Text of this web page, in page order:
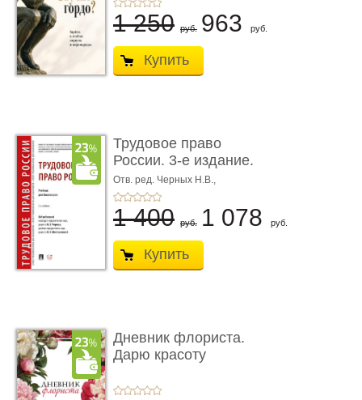
1 250 руб. 963 руб.
Купить
Трудовое право
России. 3-е издание.
Учебник для ...
Отв. ред. Черных Н.В.,
Шестерякова И.В.
1 400 руб. 1 078 руб.
Купить
Дневник флориста.
Дарю красоту